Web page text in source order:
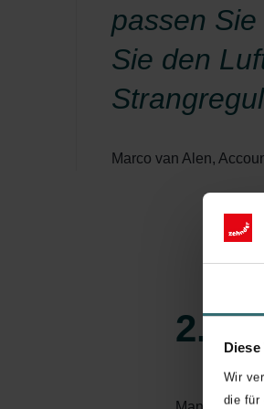
Wir
die für
passen
Sie den
Marco van Alen,
2.